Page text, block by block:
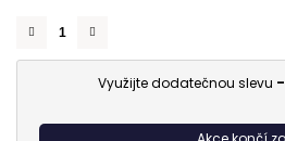
Využijte dodatečnou slevu